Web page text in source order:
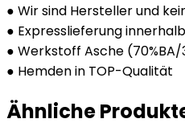
● Wir sind Hersteller und
● Expresslieferung
● Werkstoff Asche (70%BA/
● Hemden in TOP-Qualität
Ähnliche